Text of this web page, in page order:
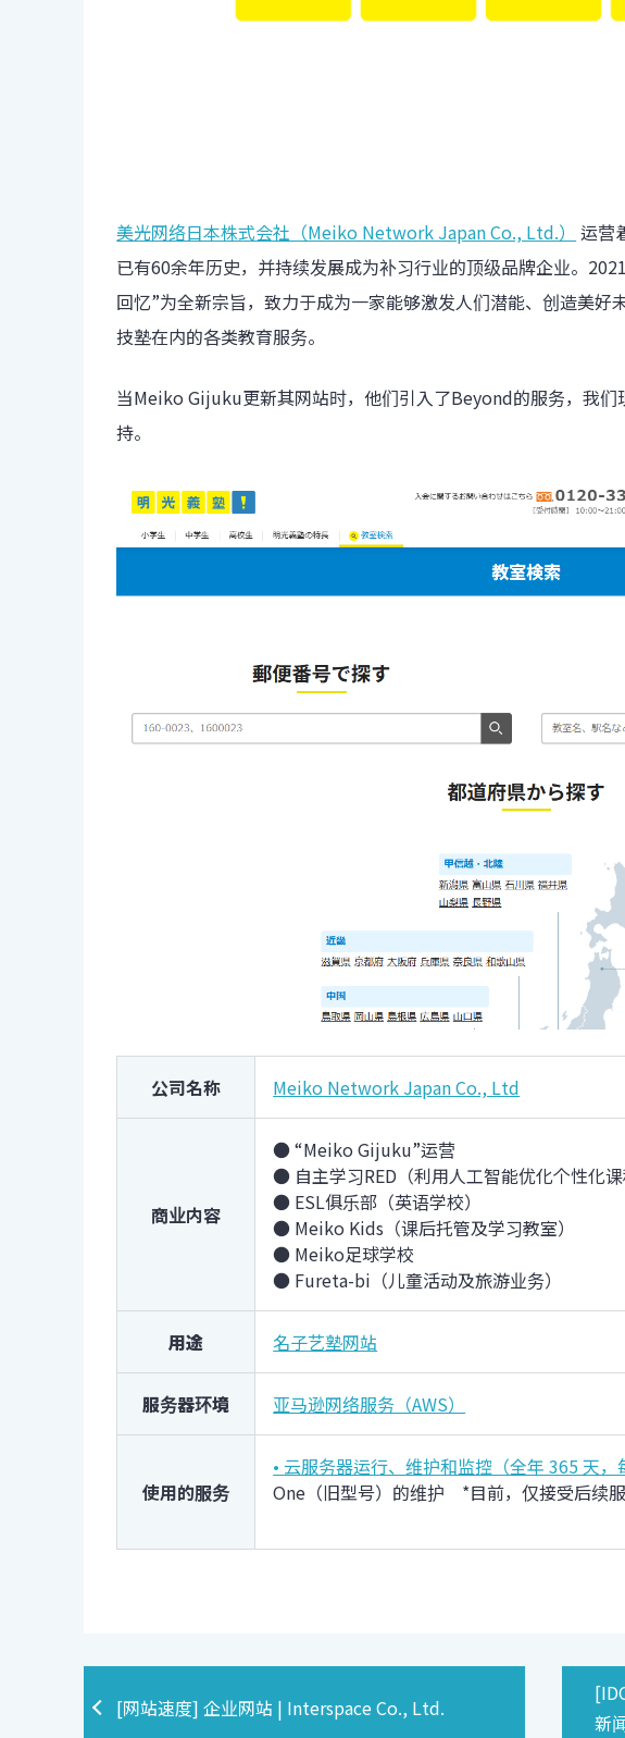
美光网络日本株式会社（Meiko Network Japan Co., Ltd.）
运营
已有60余年历史，并持续发展成为补习行业的顶级品牌企业。
回忆”为全新宗旨，致力于成为一家能够激发人们潜能、创造美
技塾在内的各类教育服务。
当Meiko Gijuku更新其网站时，他们引入了Beyond的服务，我
持。
公司名称 Meiko Network Japan Co., Ltd
商业内容
● “Meiko Gijuku”运营
● 自主学习RED（利用人工智能优化个性化课
● ESL俱乐部（英语学校）
● Meiko Kids（课后托管及学习教室）
● Meiko足球学校
● Fureta-bi（儿童活动及旅游业务）
用途 名子艺塾网站
服务器环境 亚马逊网络服务（AWS）
使用的服务
• 云服务器运行、维护和监控（全年 365 天，
One（旧型号）的维护 *目前，仅接受后续
[网站速度] 企业网站 | Interspace Co., Ltd.
新